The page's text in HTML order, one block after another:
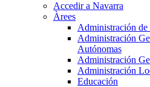
Accedir a Navarra
Àrees
Administración de
Administración
Autónomas
Administración
Administración
Educación